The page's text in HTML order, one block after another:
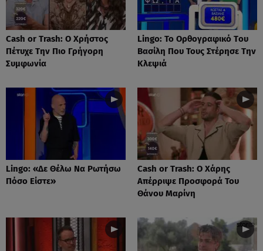
Cash or Trash: Ο Χρήστος
Πέτυχε Την Πιο Γρήγορη
Συμφωνία
Lingo: Το Oρθογραφικό Tου
Βασίλη Που Τους Στέρησε Την
Κλεψιά
Lingo: «Δε Θέλω Να Ρωτήσω
Πόσο Είστε»
Cash or Trash: Ο Χάρης
Απέρριψε Προσφορά Του
Θάνου Μαρίνη